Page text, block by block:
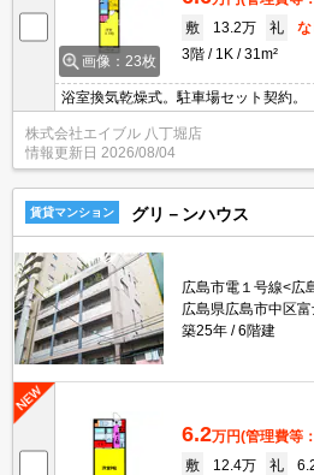
画像：23枚
敷
13.2万 礼
な
3階
1K 31m²
浴室換気乾燥式。駐車場セット契約。
株式会社エイブル 八丁堀店
情報更新日 2026/08/04
賃貸マンション グリ－ンハウス
広島市電１号線<広
広島県広島市中区
築25年
6階建
6.2万円(管理費等
敷
12.4万 礼